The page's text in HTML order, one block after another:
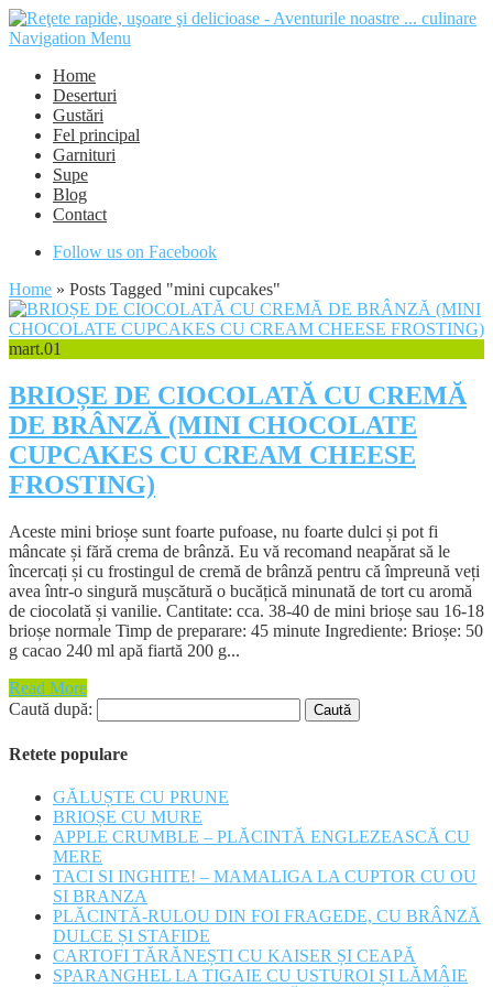
Navigation Menu
Home
Deserturi
Gustări
Fel principal
Garnituri
Supe
Blog
Contact
Follow us on Facebook
Home » Posts Tagged "mini cupcakes"
mart.01
BRIOȘE DE CIOCOLATĂ CU CREMĂ
DE BRÂNZĂ (MINI CHOCOLATE
CUPCAKES CU CREAM CHEESE
FROSTING)
Aceste mini brioșe sunt foarte pufoase, nu foarte dulci și pot fi
mâncate și fără crema de brânză. Eu vă recomand neapărat să le
încercați și cu frostingul de cremă de brânză pentru că împreună veți
avea într-o singură mușcătură o bucățică minunată de tort cu aromă
de ciocolată și vanilie. Cantitate: cca. 38-40 de mini brioșe sau 16-18
brioșe normale Timp de preparare: 45 minute Ingrediente: Brioșe: 50
g cacao 240 ml apă fiartă 200 g...
Read More
Caută după:
Retete populare
GĂLUȘTE CU PRUNE
BRIOȘE CU MURE
APPLE CRUMBLE – PLĂCINTĂ ENGLEZEASCĂ CU
MERE
TACI SI INGHITE! – MAMALIGA LA CUPTOR CU OU
SI BRANZA
PLĂCINTĂ-RULOU DIN FOI FRAGEDE, CU BRÂNZĂ
DULCE ȘI STAFIDE
CARTOFI TĂRĂNEȘTI CU KAISER ȘI CEAPĂ
SPARANGHEL LA TIGAIE CU USTUROI ȘI LĂMÂIE